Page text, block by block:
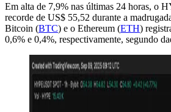
Em alta de 7,9% nas últimas 24 horas, o
recorde de US$ 55,52 durante a
Bitcoin (BTC) e o Ethereum (ETH)
0,6% e 0,4%, respectivamente, segundo